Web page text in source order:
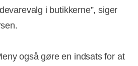
i butikkerne”, siger
også gøre en indsats for at